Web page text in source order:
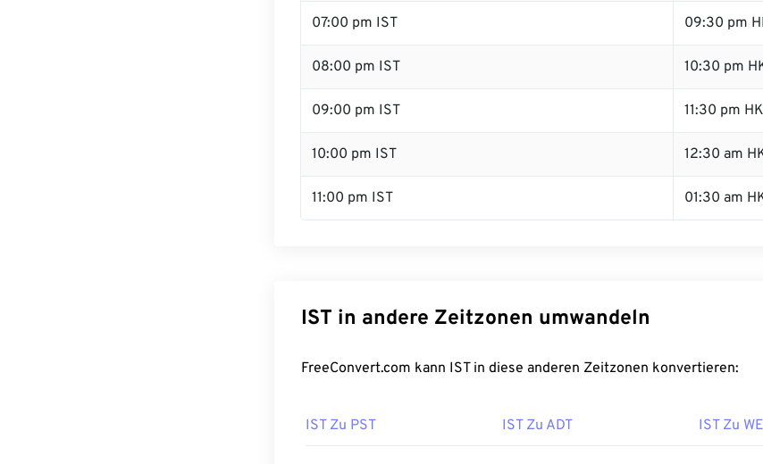
07:00 pm IST 09:30 pm
08:00 pm IST 10:30 pm
09:00 pm IST 11:30 pm
10:00 pm IST 12:30 am
11:00 pm IST 01:30 am
IST in andere Zeitzonen umwandeln
FreeConvert.com kann IST in diese anderen Zeitzonen konvertieren:
IST Zu PST IST Zu ADT IST Zu